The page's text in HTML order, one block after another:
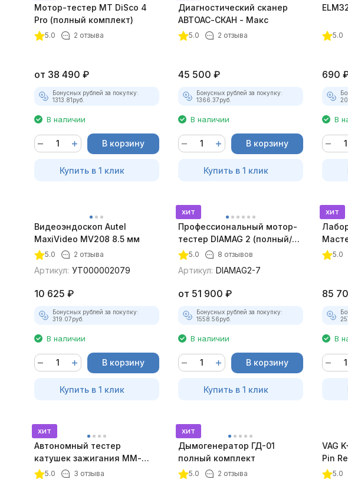
покупателей
Мотор-тестер MT DiSco 4
Pro (полный комплект)
5.0 2 отзыва
от 38 490 ₽
Бонусных рублей за покупку:
1313.81руб.
В наличии
В корзину
Купить в 1 клик
Диагностический сканер
АВТОАС-СКАН - Макс
5.0 2 отзыва
45 500 ₽
Бонусных рублей за покупку:
1366.37руб.
В наличии
В корзину
Купить в 1 клик
5.0
690
В
Видеоэндоскоп Autel
MaxiVideo MV208 8.5 мм
5.0 2 отзыва
Артикул: УТ000002079
10 625 ₽
Бонусных рублей за покупку:
319.07руб.
В наличии
В корзину
Купить в 1 клик
хит
Профессиональный мотор-
тестер DIAMAG 2 (полный/
максимальный комплект)
5.0 8 отзывов
Артикул: DIAMAG2-7
от 51 900 ₽
Бонусных рублей за покупку:
1558.56руб.
В наличии
В корзину
Купить в 1 клик
хит
5.0
85
В
хит
Автономный тестер
катушек зажигания ММ-
ТК-01 (v2) (полный
5.0 3 отзыва
хит
Дымогенератор ГД-01
полный комплект
5.0 2 отзыва
VAG
Pin
5.0